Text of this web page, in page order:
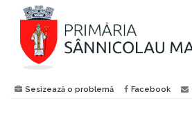
Sesizează o problemă Facebook